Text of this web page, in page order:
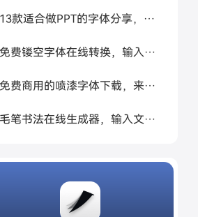
13款适合做PPT的字体分享，让你的PPT更好看
免费镂空字体在线转换，输入文字秒生成可复制空心艺术字
免费商用的喷漆字体下载，来试试让 AI 帮你生成
毛笔书法在线生成器，输入文字秒变书法大家